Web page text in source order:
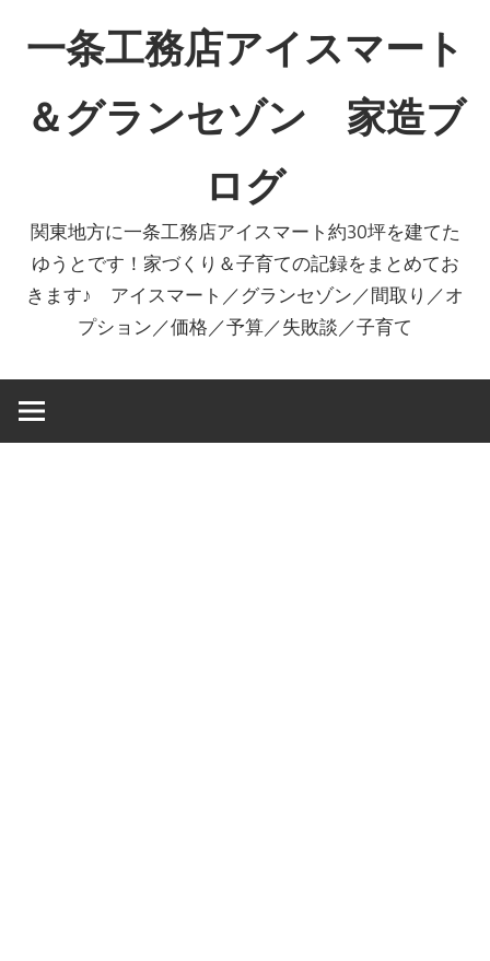
一条工務店アイスマート
＆グランセゾン 家造ブ
ログ
関東地方に一条工務店アイスマート約30坪を建てた
ゆうとです！家づくり＆子育ての記録をまとめてお
きます♪ アイスマート／グランセゾン／間取り／オ
プション／価格／予算／失敗談／子育て